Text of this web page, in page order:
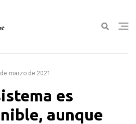
marzo de 2021
es
aunque